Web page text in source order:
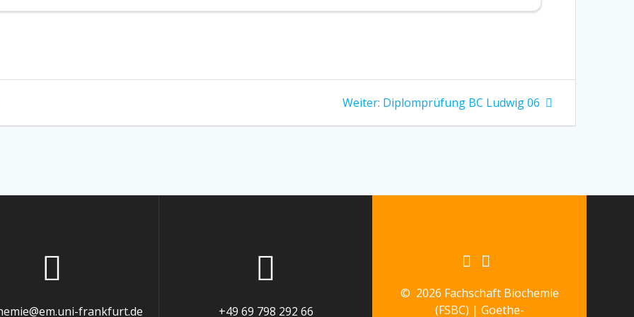
Weiter: Nächster
Diplomprüfung BC Ludwig 06
frankfurt.de +49 69 798 292 66
© 2026 Fachschaft Biochemie
(FSBC) | Goethe-